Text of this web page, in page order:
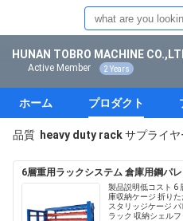
HUNAN TOBRO MACHINE
Active Member 2 Years
ホーム プロダクト
品質 heavy duty rackサプライヤ
6層重用ラックシステム 倉庫用鋼パ
製品説明低コスト 6
庫収納ケージ 折り
スタリッジケージ
ラック 収納シェル